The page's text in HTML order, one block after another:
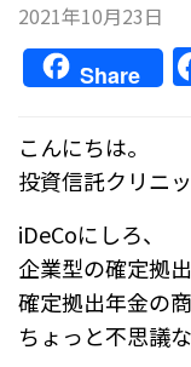
お問い合わせ
2021年10月23日
Share
こんにちは。
投資信託クリニ
iDeCoにしろ、
企業型の確定拠
確定拠出年金の
ちょっと不思議